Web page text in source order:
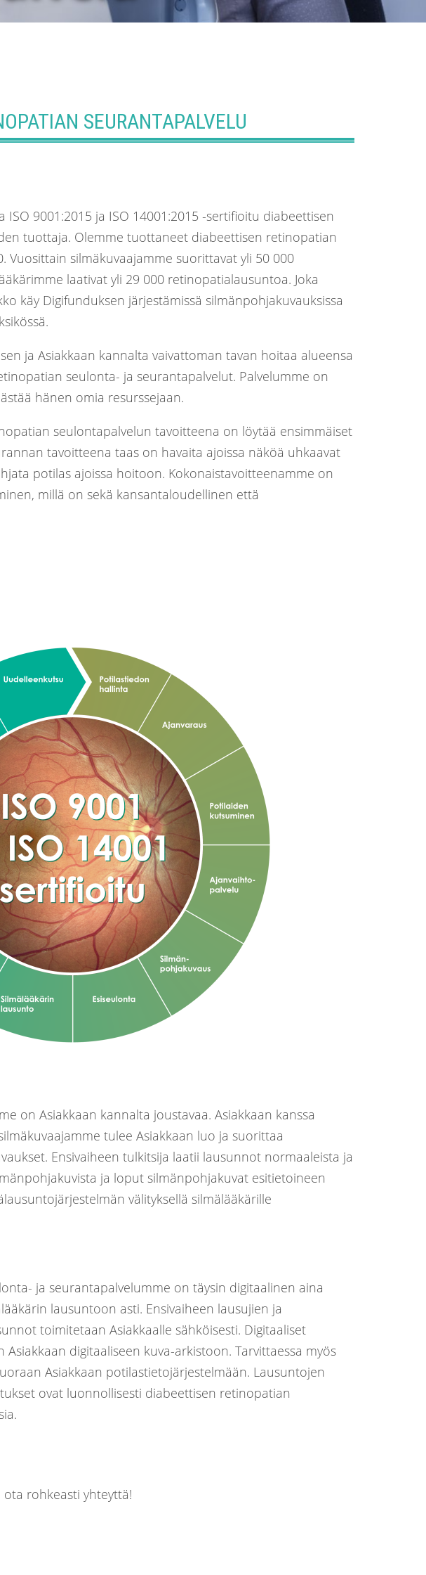
SEURANTAPALVELU
9001:2015 ja ISO 14001:2015 -sertifioitu diabeettisen
tuottaja. Olemme tuottaneet diabeettisen retinopatian
Vuosittain silmäkuvaajamme suorittavat yli 50 000
laativat yli 29 000 retinopatialausuntoa. Joka
käy Digifunduksen järjestämissä silmänpohjakuvauksissa
ja Asiakkaan kannalta vaivattoman tavan hoitaa alueensa
seulonta- ja seurantapalvelut. Palvelumme on
hänen omia resurssejaan.
seulontapalvelun tavoitteena on löytää ensimmäiset
tavoitteena taas on havaita ajoissa näköä uhkaavat
potilas ajoissa hoitoon. Kokonaistavoitteenamme on
millä on sekä kansantaloudellinen että
on Asiakkaan kannalta joustavaa. Asiakkaan kanssa
tulee Asiakkaan luo ja suorittaa
Ensivaiheen tulkitsija laatii lausunnot normaaleista ja
ja loput silmänpohjakuvat esitietoineen
välityksellä silmälääkärille
ja seurantapalvelumme on täysin digitaalinen aina
lausuntoon asti. Ensivaiheen lausujien ja
toimitetaan Asiakkaalle sähköisesti. Digitaaliset
digitaaliseen kuva-arkistoon. Tarvittaessa myös
Asiakkaan potilastietojärjestelmään. Lausuntojen
ovat luonnollisesti diabeettisen retinopatian
ota rohkeasti yhteyttä!